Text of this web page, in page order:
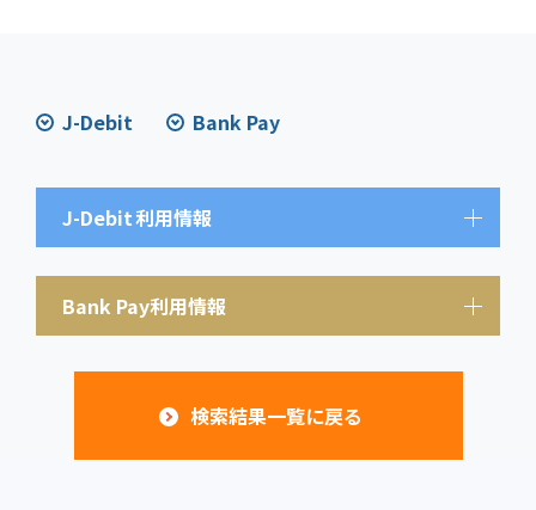
J-Debit Bank Pay
J-Debit利用情報
Bank Pay利用情報
検索結果一覧に戻る